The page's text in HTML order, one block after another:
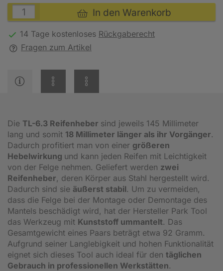
In den Warenkorb
14 Tage kostenloses Rückgaberecht
Fragen zum Artikel
Die TL-6.3 Reifenheber sind jeweils 145 Millimeter
lang und somit 18 Millimeter länger als ihr Vorgänger.
Dadurch profitiert man von einer größeren
Hebelwirkung und kann jeden Reifen mit Leichtigkeit
von der Felge nehmen. Geliefert werden zwei
Reifenheber, deren Körper aus Stahl hergestellt wird.
Dadurch sind sie äußerst stabil. Um zu vermeiden,
dass die Felge bei der Montage oder Demontage des
Mantels beschädigt wird, hat der Hersteller Park Tool
das Werkzeug mit Kunststoff ummantelt. Das
Gesamtgewicht eines Paars beträgt etwa 92 Gramm.
Aufgrund seiner Langlebigkeit und hohen Funktionalität
eignet sich dieses Tool auch ideal für den täglichen
Gebrauch in professionellen Werkstätten.